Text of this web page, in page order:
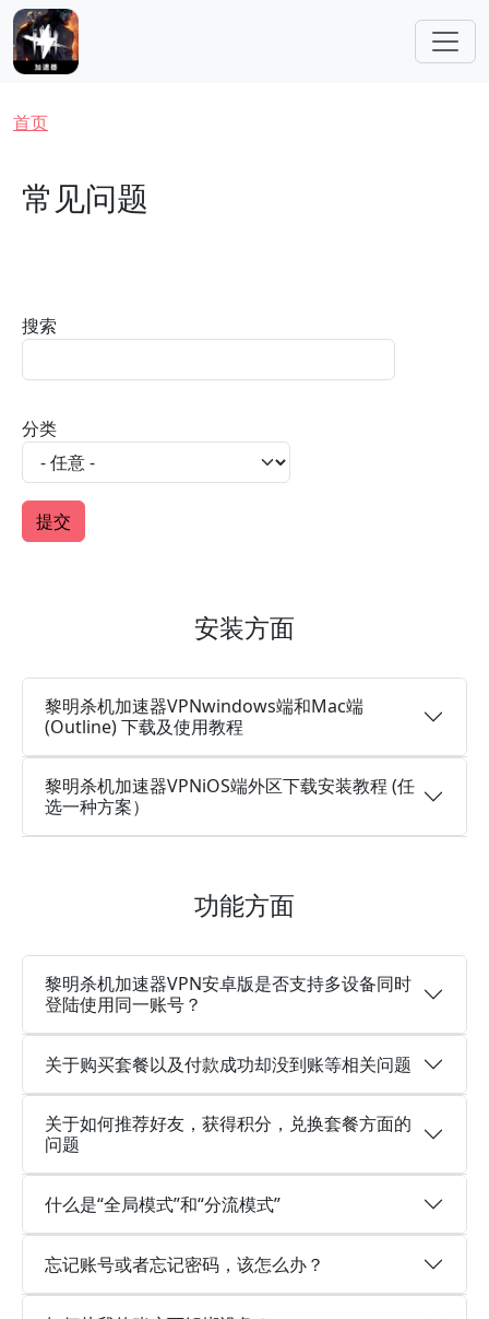
跳转到主要内容
面包屑
首页
常见问题
搜索
分类
安装方面
黎明杀机加速器VPNwindows端和Mac端
(Outline) 下载及使用教程
黎明杀机加速器VPNiOS端外区下载安装教程 (任
选一种方案）
功能方面
黎明杀机加速器VPN安卓版是否支持多设备同时
登陆使用同一账号？
关于购买套餐以及付款成功却没到账等相关问题
关于如何推荐好友，获得积分，兑换套餐方面的
问题
什么是“全局模式”和“分流模式”
忘记账号或者忘记密码，该怎么办？